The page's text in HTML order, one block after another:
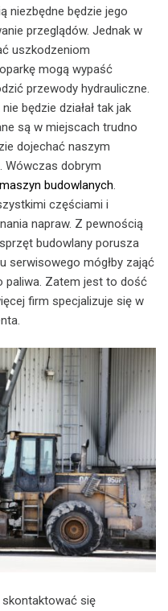
niezbędne będzie jego
przeglądów. Jednak w
uszkodzeniom
mogą wypaść
przewody hydrauliczne.
będzie działał tak jak
są w miejscach trudno
dojechać naszym
Wówczas dobrym
budowlanych.
częściami i
napraw. Z pewnością
budowlany porusza
serwisowego mógłby zająć
paliwa. Zatem jest to dość
firm specjalizuje się w
skontaktować się